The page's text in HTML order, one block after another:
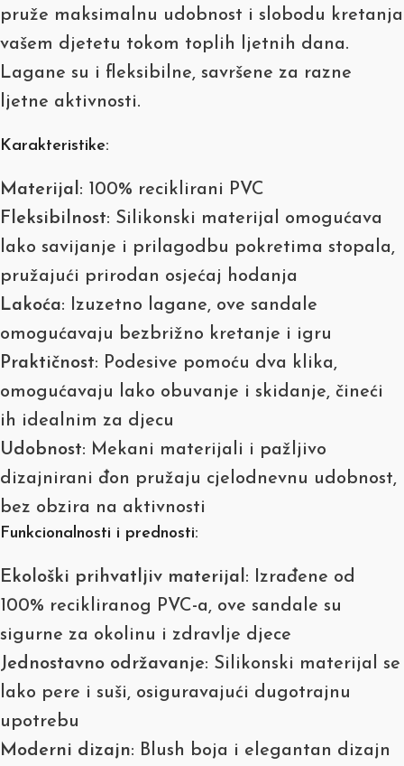
pruže maksimalnu udobnost i slobodu kretanja
vašem djetetu tokom toplih ljetnih dana.
Lagane su i fleksibilne, savršene za razne
ljetne aktivnosti.
Karakteristike:
Materijal : 100% reciklirani PVC
Fleksibilnost: Silikonski materijal omogućava
lako savijanje i prilagodbu pokretima stopala,
pružajući prirodan osjećaj hodanja
Lakoća: Izuzetno lagane, ove sandale
omogućavaju bezbrižno kretanje i igru
Praktičnost: Podesive pomoću dva klika,
omogućavaju lako obuvanje i skidanje, čineći
ih idealnim za djecu
Udobnost: Mekani materijali i pažljivo
dizajnirani đon pružaju cjelodnevnu udobnost,
bez obzira na aktivnosti
Funkcionalnosti i prednosti:
Ekološki prihvatljiv materijal : Izrađene od
100% recikliranog PVC-a, ove sandale su
sigurne za okolinu i zdravlje djece
Jednostavno održavanje: Silikonski materijal se
lako pere i suši, osiguravajući dugotrajnu
upotrebu
Moderni dizajn: Blush boja i elegantan dizajn